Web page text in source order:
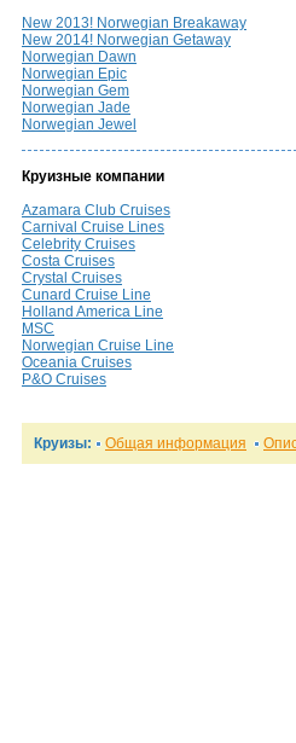
New 2013! Norwegian Breakaway
New 2014! Norwegian Getaway
Norwegian Dawn
Norwegian Epic
Norwegian Gem
Norwegian Jade
Norwegian Jewel
Круизные компании
Azamara Club Cruises
Carnival Cruise Lines
Celebrity Cruises
Costa Cruises
Crystal Cruises
Cunard Cruise Line
Holland America Line
MSC
Norwegian Cruise Line
Oceania Cruises
P&O Cruises
Круизы: Общая информация